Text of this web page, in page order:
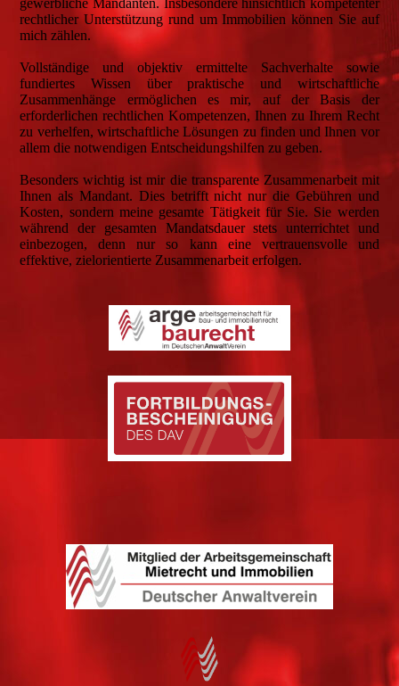
gewerbliche Mandanten. Insbesondere hinsichtlich kompetenter
rechtlicher Unterstützung rund um Immobilien können Sie auf
mich zählen.
Vollständige und objektiv ermittelte Sachverhalte sowie
fundiertes Wissen über praktische und wirtschaftliche
Zusammenhänge ermöglichen es mir, auf der Basis der
erforderlichen rechtlichen Kompetenzen, Ihnen zu Ihrem Recht
zu verhelfen, wirtschaftliche Lösungen zu finden und Ihnen vor
allem die notwendigen Entscheidungshilfen zu geben.
Besonders wichtig ist mir die transparente Zusammenarbeit mit
Ihnen als Mandant. Dies betrifft nicht nur die Gebühren und
Kosten, sondern meine gesamte Tätigkeit für Sie. Sie werden
während der gesamten Mandatsdauer stets unterrichtet und
einbezogen, denn nur so kann eine vertrauensvolle und
effektive, zielorientierte Zusammenarbeit erfolgen.